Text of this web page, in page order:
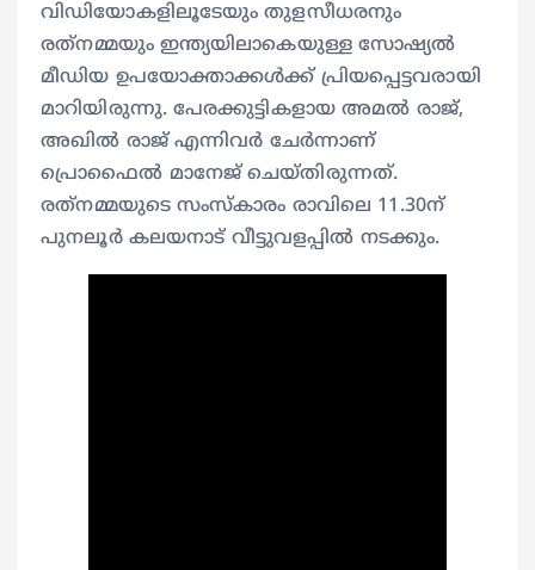
വിഡിയോകളിലൂടേയും തുളസീധരനും
രത്‌നമ്മയും ഇന്ത്യയിലാകെയുള്ള സോഷ്യല്‍
മീഡിയ ഉപയോക്താക്കള്‍ക്ക് പ്രിയപ്പെട്ടവരായി
മാറിയിരുന്നു. പേരക്കുട്ടികളായ അമല്‍ രാജ്,
അഖില്‍ രാജ് എന്നിവര്‍ ചേര്‍ന്നാണ്
പ്രൊഫൈല്‍ മാനേജ് ചെയ്തിരുന്നത്.
രത്‌നമ്മയുടെ സംസ്‌കാരം രാവിലെ 11.30ന്
പുനലൂര്‍ കലയനാട് വീട്ടുവളപ്പില്‍ നടക്കും.